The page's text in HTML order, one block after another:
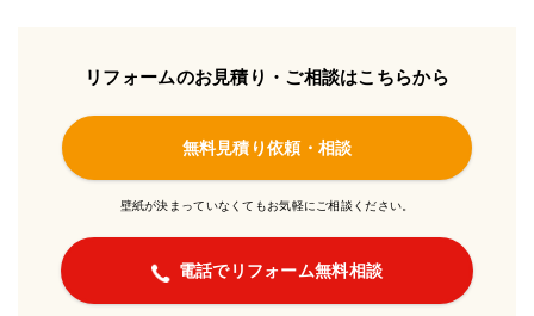
リフォームのお見積り・ご相談はこちらから
無料見積り依頼・相談
壁紙が決まっていなくてもお気軽にご相談ください。
電話でリフォーム無料相談